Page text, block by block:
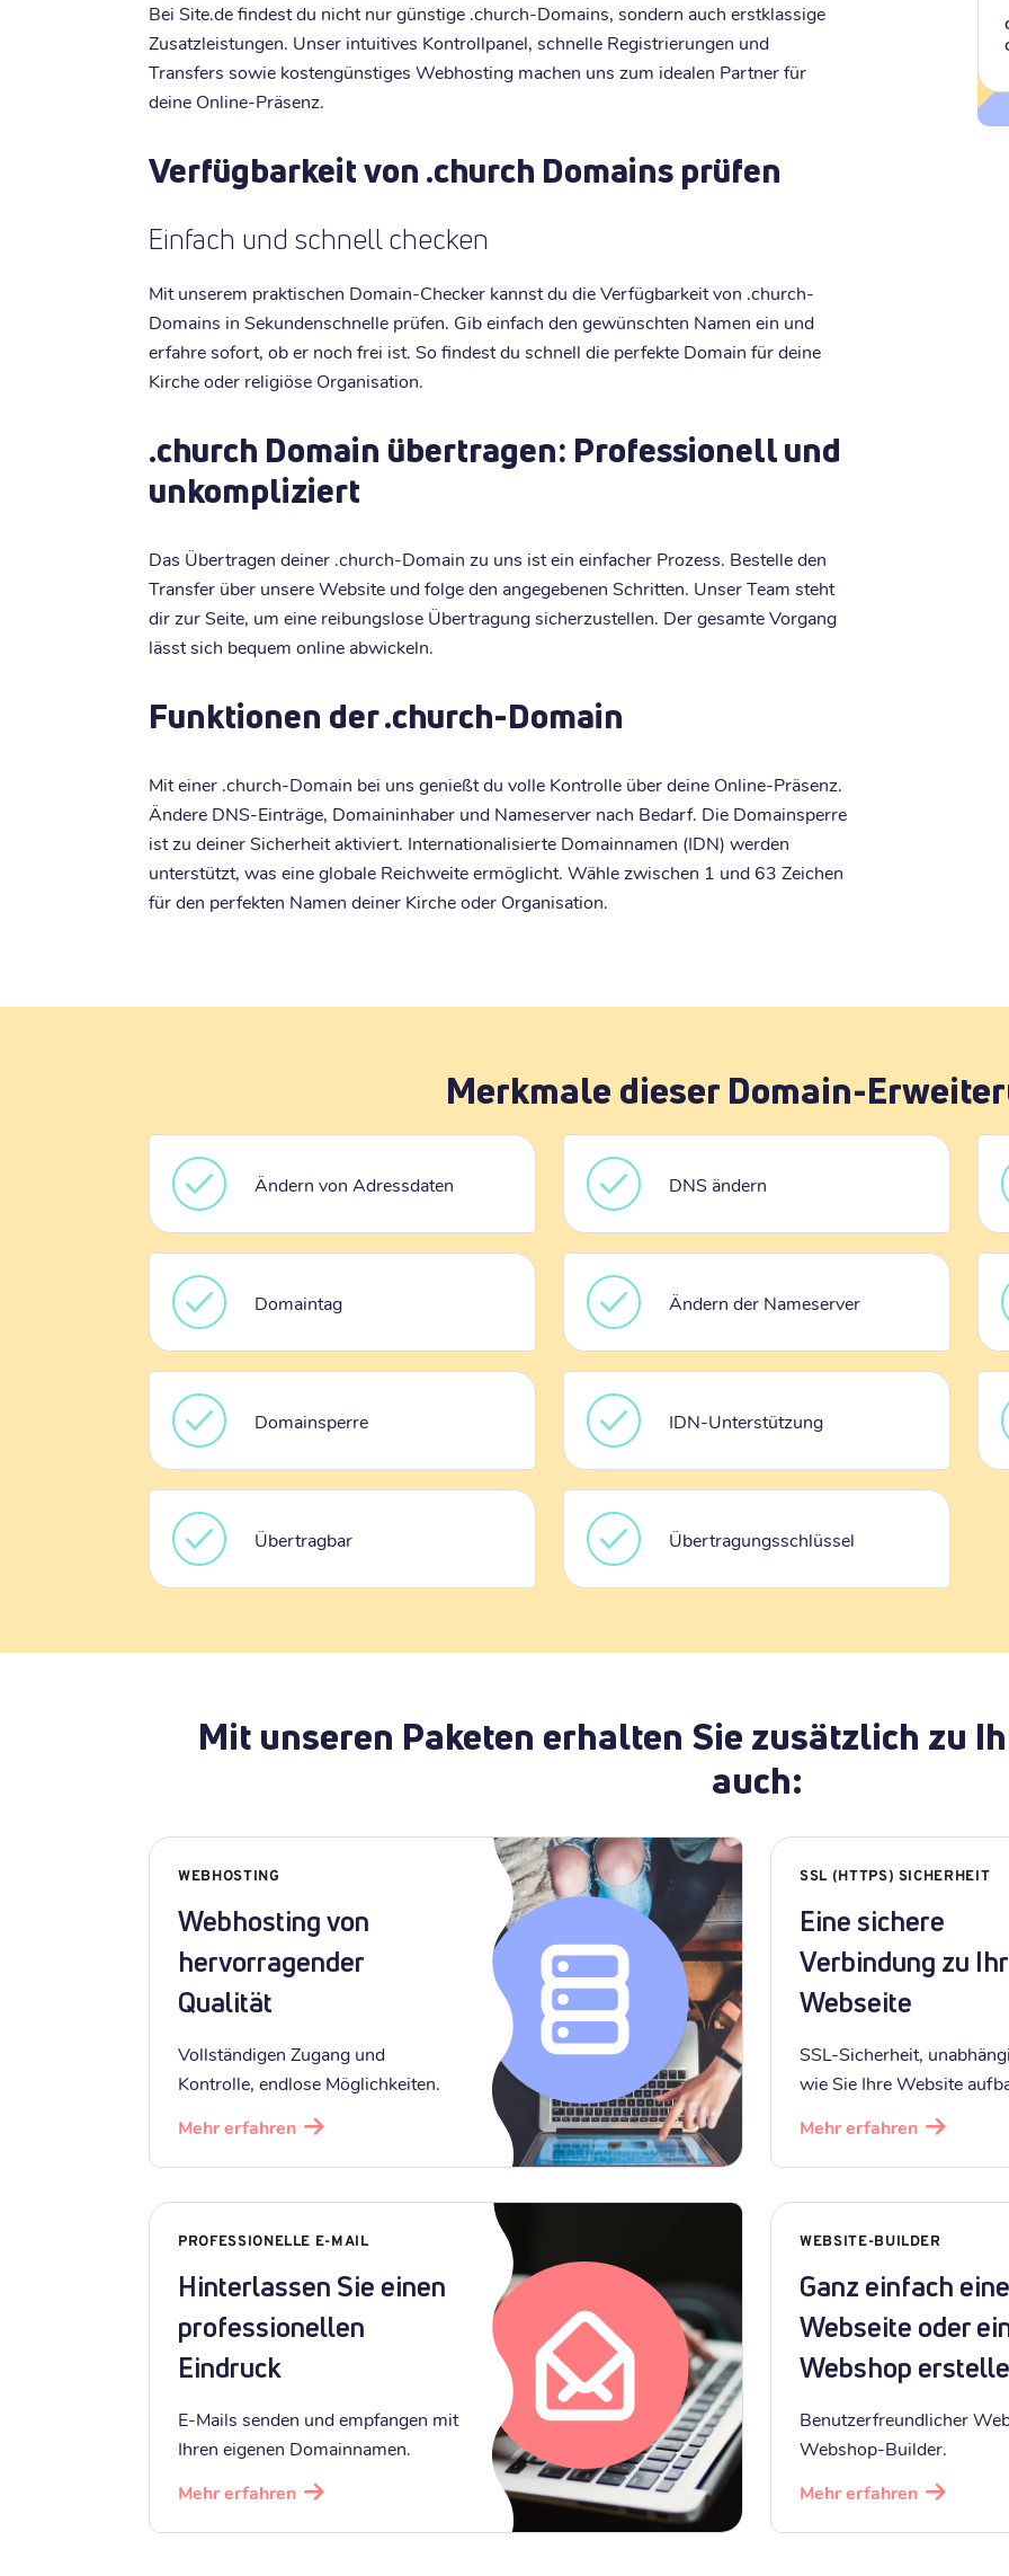
Bei Site.de findest du nicht nur günstige .church-Domains, sondern auch erstklassige
Zusatzleistungen. Unser intuitives Kontrollpanel, schnelle Registrierungen und
Transfers sowie kostengünstiges Webhosting machen uns zum idealen Partner für
deine Online-Präsenz.
Verfügbarkeit von .church Domains prüfen
Einfach und schnell checken
Mit unserem praktischen Domain-Checker kannst du die Verfügbarkeit von .church-
Domains in Sekundenschnelle prüfen. Gib einfach den gewünschten Namen ein und
erfahre sofort, ob er noch frei ist. So findest du schnell die perfekte Domain für deine
Kirche oder religiöse Organisation.
.church Domain übertragen: Professionell und
unkompliziert
Das Übertragen deiner .church-Domain zu uns ist ein einfacher Prozess. Bestelle den
Transfer über unsere Website und folge den angegebenen Schritten. Unser Team steht
dir zur Seite, um eine reibungslose Übertragung sicherzustellen. Der gesamte Vorgang
lässt sich bequem online abwickeln.
Funktionen der .church-Domain
Mit einer .church-Domain bei uns genießt du volle Kontrolle über deine Online-Präsenz.
Ändere DNS-Einträge, Domaininhaber und Nameserver nach Bedarf. Die Domainsperre
ist zu deiner Sicherheit aktiviert. Internationalisierte Domainnamen (IDN) werden
unterstützt, was eine globale Reichweite ermöglicht. Wähle zwischen 1 und 63 Zeichen
für den perfekten Namen deiner Kirche oder Organisation.
Merkmale dieser Domain-
Ändern von Adressdaten DNS ändern
Domaintag Ändern der Nameserver
Domainsperre IDN-Unterstützung
Übertragbar Übertragungsschlüssel
Mit unseren Paketen erhalten Sie zusätzlich zu
auch:
WEBHOSTING
Webhosting von
hervorragender
Qualität
Vollständigen Zugang und
Kontrolle, endlose Möglichkeiten.
Mehr erfahren
SSL (HTTPS) SICHERHEIT
Eine sichere
Verbindung zu
Webseite
SSL-Sicherheit,
wie Sie Ihre Website
Mehr erfahren
PROFESSIONELLE E-MAIL
Hinterlassen Sie einen
professionellen
Eindruck
E-Mails senden und empfangen mit
Ihren eigenen Domainnamen.
Mehr erfahren
WEBSITE-BUILDER
Ganz einfach eine
Webseite oder
Webshop
Benutzerfreundlicher
Webshop-Builder.
Mehr erfahren